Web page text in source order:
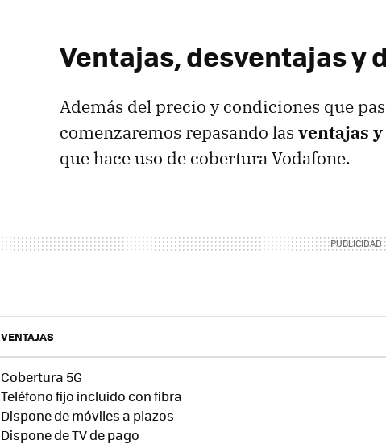
Ventajas, desventajas y
Además del precio y condiciones que
comenzaremos repasando las ventajas
que hace uso de cobertura Vodafone.
VENTAJAS
Cobertura 5G
Teléfono fijo incluido con fibra
Dispone de móviles a plazos
Dispone de TV de pago